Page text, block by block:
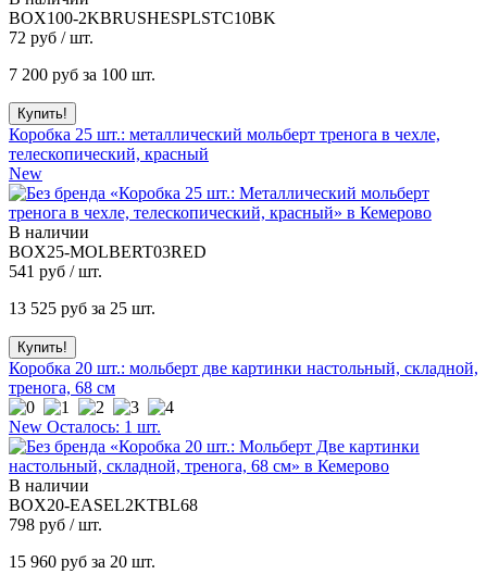
BOX100-2KBRUSHESPLSTC10BK
72 руб / шт.
7 200 руб за 100 шт.
Коробка 25 шт.: металлический мольберт тренога в чехле,
телескопический, красный
New
В наличии
BOX25-MOLBERT03RED
541 руб / шт.
13 525 руб за 25 шт.
Коробка 20 шт.: мольберт две картинки настольный, складной,
тренога, 68 см
New Осталось: 1 шт.
В наличии
BOX20-EASEL2KTBL68
798 руб / шт.
15 960 руб за 20 шт.